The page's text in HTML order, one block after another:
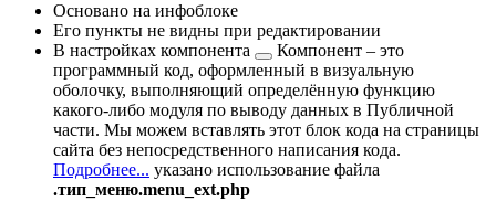
Основано на инфоблоке
Его пункты не видны при редактировании
В настройках компонента
Компонент – это
программный код, оформленный в визуальную
оболочку, выполняющий определённую функцию
какого-либо модуля по выводу данных в Публичной
части. Мы можем вставлять этот блок кода на страницы
сайта без непосредственного написания кода.
Подробнее... указано использование файла
.тип_меню.menu_ext.php